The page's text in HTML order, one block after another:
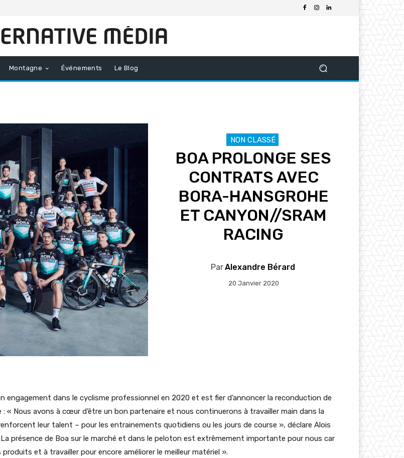
Montagne Événements Le Blog
NON CLASSÉ
BOA PROLONGE SES
CONTRATS AVEC
BORA-HANSGROHE
ET CANYON//SRAM
RACING
ParAlexandre Bérard
20 Janvier 2020
engagement dans le cyclisme professionnel en 2020 et est fier d’annoncer la reconduction de
« Nous avons à cœur d’être un bon partenaire et nous continuerons à travailler main dans la
leur talent – pour les entrainements quotidiens ou les jours de course », déclare Alois
présence de Boa sur le marché et dans le peloton est extrêmement importante pour nous car
et à travailler pour encore améliorer le meilleur matériel ».